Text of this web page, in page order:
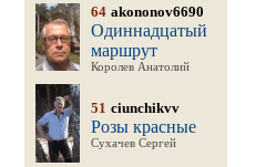
64 akononov6690
Одиннадцатый
маршрут
Королев Анатолий
51 ciunchikvv
Розы красные
Сухачев Сергей